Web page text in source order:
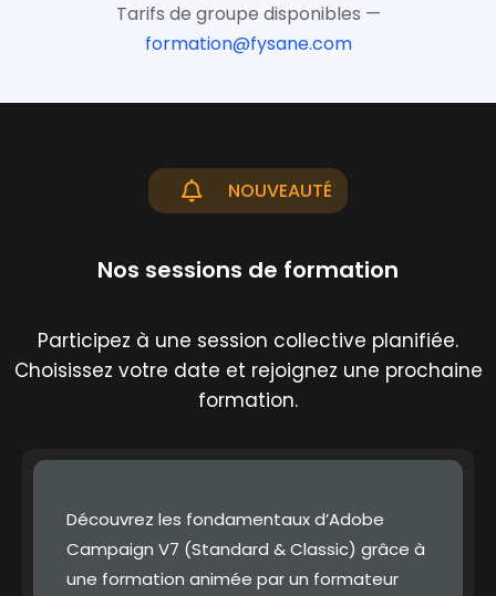
Tarifs de groupe disponibles —
formation@fysane.com
NOUVEAUTÉ
Nos sessions de formation
Participez à une session collective planifiée.
Choisissez votre date et rejoignez une prochaine
formation.
Découvrez les fondamentaux d’Adobe
Campaign V7 (Standard & Classic) grâce à
une formation animée par un formateur